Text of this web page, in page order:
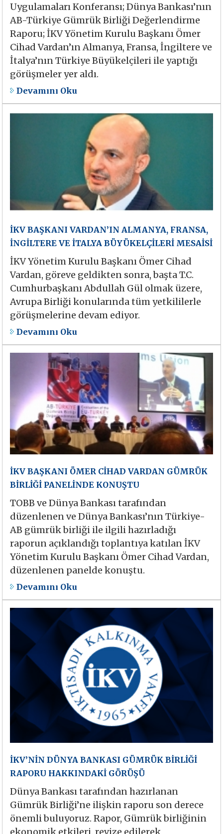
Uygulamaları Konferansı; Dünya Bankası’nın
AB-Türkiye Gümrük Birliği Değerlendirme
Raporu; İKV Yönetim Kurulu Başkanı Ömer
Cihad Vardan’ın Almanya, Fransa, İngiltere ve
İtalya’nın Türkiye Büyükelçileri ile yaptığı
görüşmeler yer aldı.
Devamını Oku
İKV BAŞKANI VARDAN’IN ALMANYA, FRANSA,
İNGİLTERE VE İTALYA BÜYÜKELÇİLERİ MESAİSİ
İKV Yönetim Kurulu Başkanı Ömer Cihad
Vardan, göreve geldikten sonra, başta T.C.
Cumhurbaşkanı Abdullah Gül olmak üzere,
Avrupa Birliği konularında tüm yetkililerle
görüşmelerine devam ediyor.
Devamını Oku
İKV BAŞKANI ÖMER CİHAD VARDAN GÜMRÜK
BİRLİĞİ PANELİNDE KONUŞTU
TOBB ve Dünya Bankası tarafından
düzenlenen ve Dünya Bankası’nın Türkiye-
AB gümrük birliği ile ilgili hazırladığı
raporun açıklandığı toplantıya katılan İKV
Yönetim Kurulu Başkanı Ömer Cihad Vardan,
düzenlenen panelde konuştu.
Devamını Oku
İKV’NİN DÜNYA BANKASI GÜMRÜK BİRLİĞİ
RAPORU HAKKINDAKİ GÖRÜŞÜ
Dünya Bankası tarafından hazırlanan
Gümrük Birliği’ne ilişkin raporu son derece
önemli buluyoruz. Rapor, Gümrük birliğinin